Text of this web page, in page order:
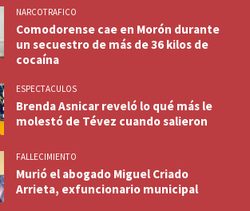
NARCOTRAFICO
Comodorense cae en Morón durante
un secuestro de más de 36 kilos de
cocaína
ESPECTACULOS
Brenda Asnicar reveló lo qué más le
molestó de Tévez cuando salieron
FALLECIMIENTO
Murió el abogado Miguel Criado
Arrieta, exfuncionario municipal